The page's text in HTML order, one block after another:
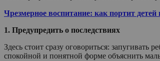
Чрезмерное воспитание: как портит
1. Предупредить о последствиях
Здесь стоит сразу оговориться:
спокойной и понятной форме объяснить